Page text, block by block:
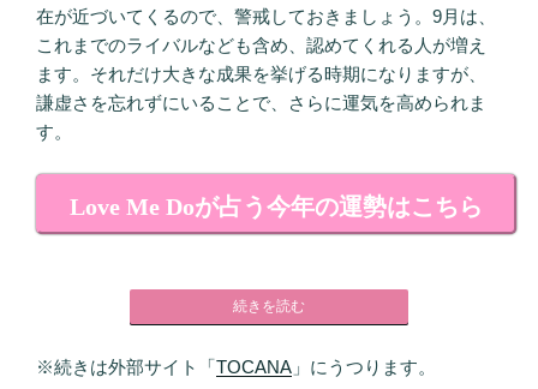
在が近づいてくるので、警戒しておきましょう。9月は、
これまでのライバルなども含め、認めてくれる人が増え
ます。それだけ大きな成果を挙げる時期になりますが、
謙虚さを忘れずにいることで、さらに運気を高められま
す。
Love Me Doが占う今年の運勢はこちら
続きを読む
※続きは外部サイト「TOCANA 」にうつります。